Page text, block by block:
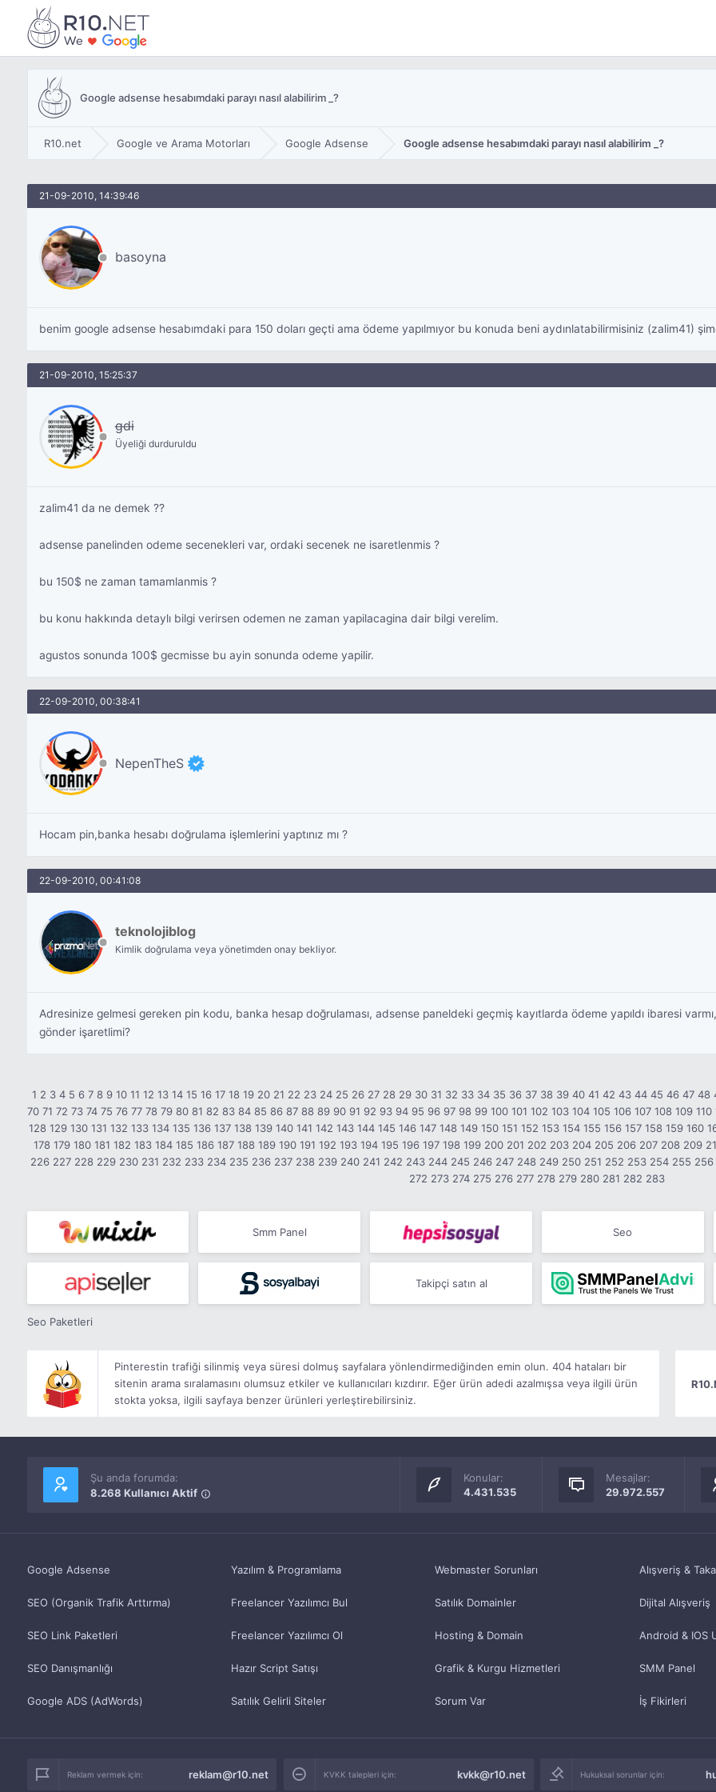
Google adsense hesabımdaki parayı nasıl alabilirim _?
R10.net Google ve Arama Motorları Google Adsense Google adsense hesabımdaki parayı nasıl alabilirim _?
21-09-2010, 14:39:46
basoyna
benim google adsense hesabımdaki para 150 doları geçti ama ödeme yapılmıyor bu konuda beni aydınlatabilirmisiniz (zalim41)
21-09-2010, 15:25:37
gdi
Üyeliği durduruldu
zalim41 da ne demek ??
adsense panelinden odeme secenekleri var, ordaki secenek ne isaretlenmis ?
bu 150$ ne zaman tamamlanmis ?
bu konu hakkında detaylı bilgi verirsen odemen ne zaman yapilacagina dair bilgi verelim.
agustos sonunda 100$ gecmisse bu ayin sonunda odeme yapilir.
22-09-2010, 00:38:41
NepenTheS
Hocam pin,banka hesabı doğrulama işlemlerini yaptınız mı ?
22-09-2010, 00:41:08
teknolojiblog
Kimlik doğrulama veya yönetimden onay bekliyor.
Adresinize gelmesi gereken pin kodu, banka hesap doğrulaması, adsense paneldeki geçmiş kayıtlarda ödeme yapıldı ibaresi
gönder işaretlimi?
1 2 3 4 5 6 7 8 9 10 11 12 13 14 15 16 17 18 19 20 21 22 23 24 25 26 27 28 29 30 31 32 33 34 35 36 37 38 39 40 41 42 43 44 45 46 47 48
70 71 72 73 74 75 76 77 78 79 80 81 82 83 84 85 86 87 88 89 90 91 92 93 94 95 96 97 98 99 100 101 102 103 104 105 106 107 108 109 110
128 129 130 131 132 133 134 135 136 137 138 139 140 141 142 143 144 145 146 147 148 149 150 151 152 153 154 155 156 157 158 159 160
178 179 180 181 182 183 184 185 186 187 188 189 190 191 192 193 194 195 196 197 198 199 200 201 202 203 204 205 206 207 208 209
226 227 228 229 230 231 232 233 234 235 236 237 238 239 240 241 242 243 244 245 246 247 248 249 250 251 252 253 254 255 256
272 273 274 275 276 277 278 279 280 281 282 283
Smm Panel Seo
Takipçi satın al
Seo Paketleri
Pinterestin trafiği silinmiş veya süresi dolmuş sayfalara yönlendirmediğinden emin olun. 404 hataları bir
sitenin arama sıralamasını olumsuz etkiler ve kullanıcıları kızdırır. Eğer ürün adedi azalmışsa veya ilgili ürün
stokta yoksa, ilgili sayfaya benzer ürünleri yerleştirebilirsiniz.
Şu anda forumda:
8.268 Kullanıcı Aktif
Konular:
4.431.535
Mesajlar:
29.972.557
Google Adsense
SEO (Organik Trafik Arttırma)
SEO Link Paketleri
SEO Danışmanlığı
Google ADS (AdWords)
Yazılım & Programlama
Freelancer Yazılımcı Bul
Freelancer Yazılımcı Ol
Hazır Script Satışı
Satılık Gelirli Siteler
Webmaster Sorunları
Satılık Domainler
Hosting & Domain
Grafik & Kurgu Hizmetleri
Sorum Var
Alışveriş &
Dijital Alışveriş
Android & IOS
SMM Panel
İş Fikirleri
Reklam vermek için: reklam@r10.net KVKK talepleri için: kvkk@r10.net Hukuksal sorunlar için: